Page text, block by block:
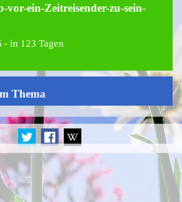
vor-ein-Zeitreisender-zu-sein-
- in 123 Tagen
Thema